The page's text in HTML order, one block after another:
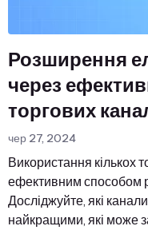
Розширення
через
торгових
чер 27, 2024
Використання кількох
ефективним способом
Досліджуйте, які канали
найкращими, які може